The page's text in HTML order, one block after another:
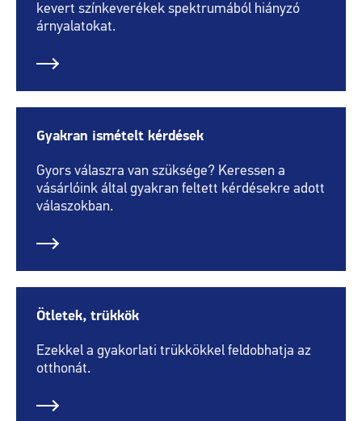
kevert színkeverékek spektrumából hiányzó
árnyalatokat.
Gyakran ismételt kérdések
Gyors válaszra van szüksége? Keressen a
vásárlóink által gyakran feltett kérdésekre adott
válaszokban.
Ötletek, trükkök
Ezekkel a gyakorlati trükkökkel feldobhatja az
otthonát.